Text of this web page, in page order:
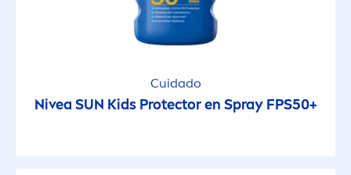
Cuidado
Nivea SUN Kids Protector en Spray FPS50+